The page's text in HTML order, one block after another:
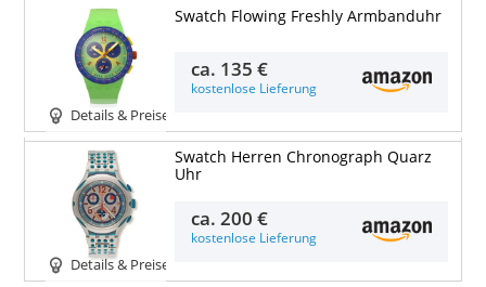
Details & Preise
Swatch Flowing Freshly Armbanduhr
ca. 135 €
kostenlose Lieferung
Details & Preise
Swatch Herren Chronograph Quarz
Uhr
ca.200 €
kostenlose Lieferung